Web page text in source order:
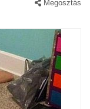
Megosztás